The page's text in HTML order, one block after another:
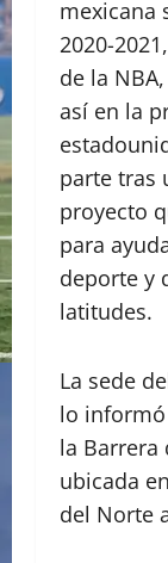
mexicana
2020-
de la
así en la
parte tras
proyecto
para
deporte y
latitudes.
La sede
lo informó
la Barrera
ubicada
del Norte